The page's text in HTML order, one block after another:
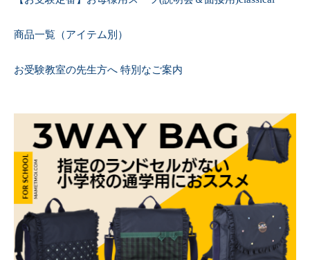
商品一覧（アイテム別）
お受験教室の先生方へ 特別なご案内